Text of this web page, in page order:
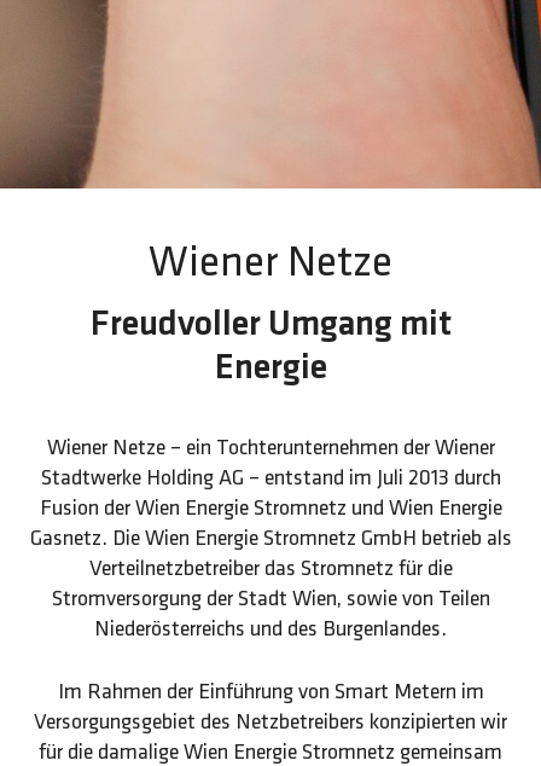
Wiener Netze
Freudvoller Umgang mit
Energie
Wiener Netze – ein Tochterunternehmen der Wiener
Stadtwerke Holding AG – entstand im Juli 2013 durch
Fusion der Wien Energie Stromnetz und Wien Energie
Gasnetz. Die Wien Energie Stromnetz GmbH betrieb als
Verteilnetzbetreiber das Stromnetz für die
Stromversorgung der Stadt Wien, sowie von Teilen
Niederösterreichs und des Burgenlandes.
Im Rahmen der Einführung von Smart Metern im
Versorgungsgebiet des Netzbetreibers konzipierten wir
für die damalige Wien Energie Stromnetz gemeinsam